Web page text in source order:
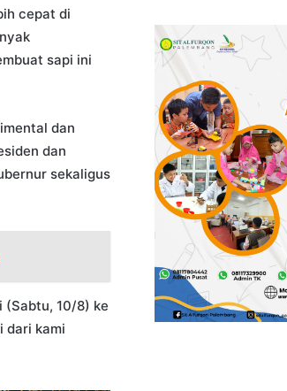
cepat di
sapi ini
dan
dan
sekaligus
(Sabtu, 10/8) ke
dari kami